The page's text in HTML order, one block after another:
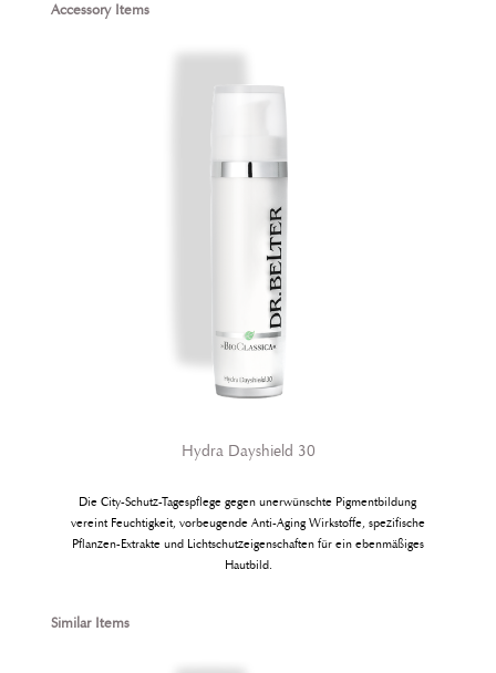
Produktgalerie überspringen
Accessory Items
Hydra Dayshield 30
Die City-Schutz-Tagespflege gegen unerwünschte Pigmentbildung
vereint Feuchtigkeit, vorbeugende Anti-Aging Wirkstoffe, spe­zifische
Pflanzen-Extrakte und Lichtschutzeigenschaften für ein ebenmäßiges
Hautbild.
Produktgalerie überspringen
Similar Items